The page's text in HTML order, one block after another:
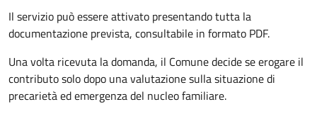
Il servizio può essere attivato presentando tutta la
documentazione prevista, consultabile in formato PDF.
Una volta ricevuta la domanda, il Comune decide se erogare il
contributo solo dopo una valutazione sulla situazione di
precarietà ed emergenza del nucleo familiare.